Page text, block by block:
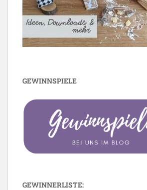
GEWINNSPIELE
GEWINNERLISTE: